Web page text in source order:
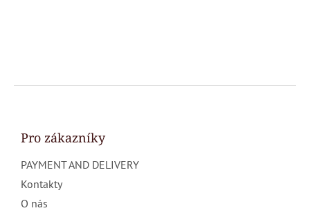
F
Pro zákazníky
PAYMENT AND DELIVERY
Kontakty
O nás